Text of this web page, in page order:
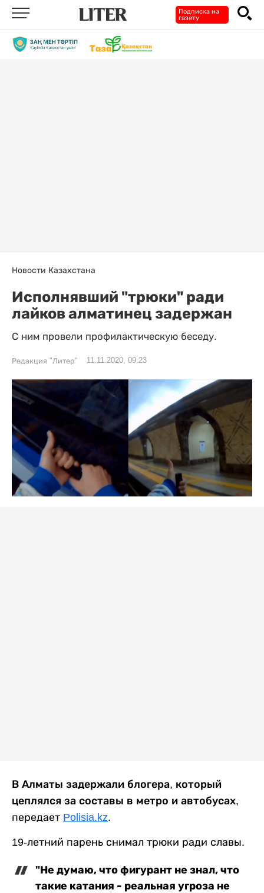
Подписка на
газету
Новости Казахстана
Исполнявший "трюки" ради
лайков алматинец задержан
С ним провели профилактическую беседу.
Редакция "Литер" 11.11.2020, 09:23
В Алматы задержали блогера, который
цеплялся за составы в метро и автобусах,
передает Polisia.kz.
19-летний парень снимал трюки ради славы.
"Не думаю, что фигурант не знал, что
такие катания - реальная угроза не